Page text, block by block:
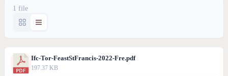
1 file
Ifc-Tor-FeastStFrancis-2022-Fre.pdf
197.37 KB